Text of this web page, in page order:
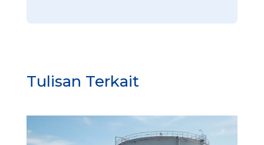
a
k
n
Tulisan Terkait